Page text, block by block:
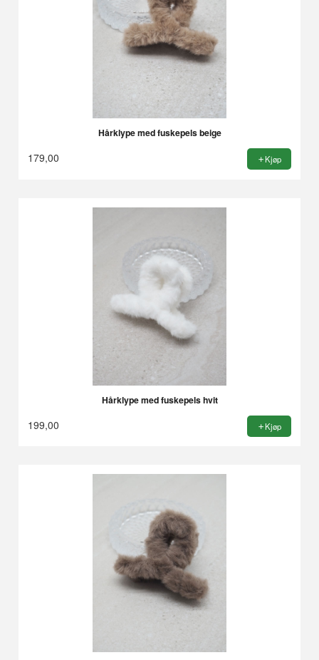
Hårklype med fuskepels beige
179,00 Kjøp
Hårklype med fuskepels hvit
199,00 Kjøp